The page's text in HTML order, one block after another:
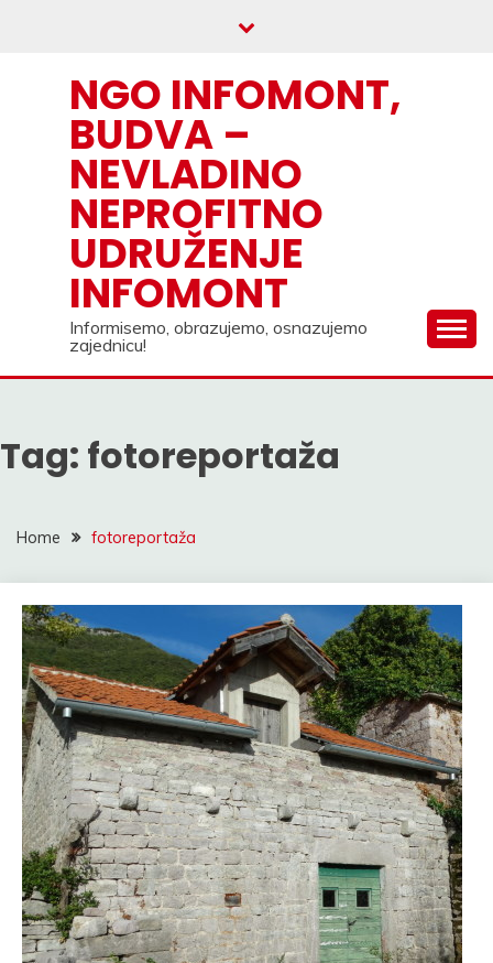
NGO INFOMONT,
BUDVA –
NEVLADINO
NEPROFITNO
UDRUŽENJE
INFOMONT
Informisemo, obrazujemo, osnazujemo
zajednicu!
Tag: fotoreportaža
Home fotoreportaža